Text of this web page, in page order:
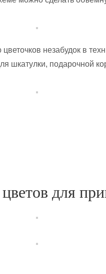
цветочков незабудок в
шкатулки, подарочной
для